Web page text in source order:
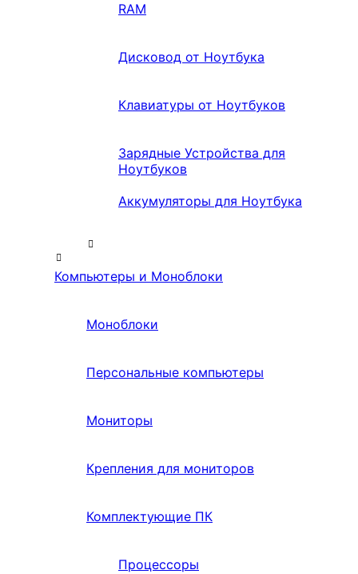
RAM
Дисковод от Ноутбука
Клавиатуры от Ноутбуков
Зарядные Устройства для
Ноутбуков
Аккумуляторы для Ноутбука
Компьютеры и Моноблоки
Моноблоки
Персональные компьютеры
Мониторы
Крепления для мониторов
Комплектующие ПК
Процессоры